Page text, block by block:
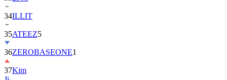
35ATEEZ
36ZEROBASEONE
37Kim
Ji-
won2